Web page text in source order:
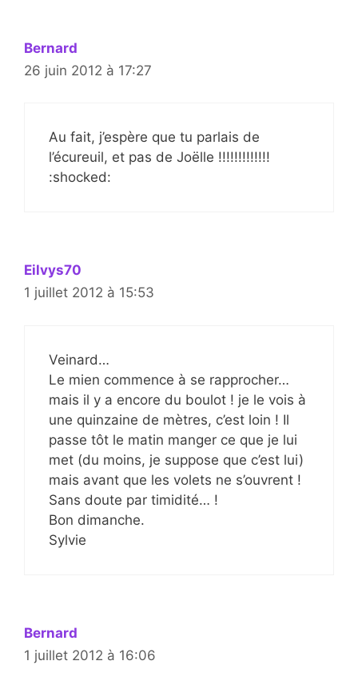
Bernard
26 juin 2012 à 17:27
Au fait, j’espère que tu parlais de
l’écureuil, et pas de Joëlle !!!!!!!!!!!!!
:shocked:
Eilvys70
1 juillet 2012 à 15:53
Veinard…
Le mien commence à se rapprocher…
mais il y a encore du boulot ! je le vois à
une quinzaine de mètres, c’est loin ! Il
passe tôt le matin manger ce que je lui
met (du moins, je suppose que c’est lui)
mais avant que les volets ne s’ouvrent !
Sans doute par timidité… !
Bon dimanche.
Sylvie
Bernard
1 juillet 2012 à 16:06